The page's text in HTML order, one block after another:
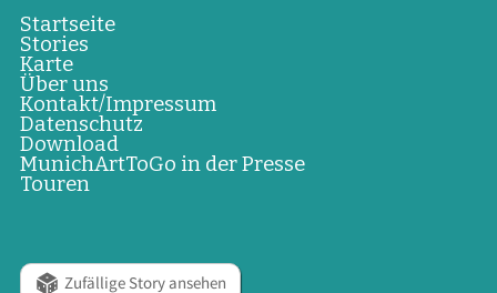
Startseite
Stories
Karte
Über uns
Kontakt/Impressum
Datenschutz
Download
MunichArtToGo in der Presse
Touren
Zufällige Story ansehen